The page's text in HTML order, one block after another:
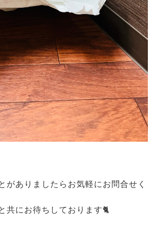
がありましたらお気軽にお問合せく
共にお待ちしております🐈